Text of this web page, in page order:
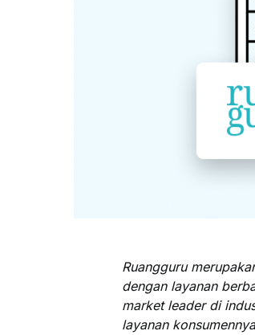
Ruangguru
dengan layanan
market leader di
layanan